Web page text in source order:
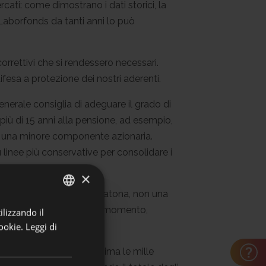
come dimostrano i dati storici, la
da tanti anni lo può
che si rendessero necessari.
a protezione dei nostri aderenti.
consiglia di adeguare il grado di
di 15 anni alla pensione, ad esempio,
minore componente azionaria.
più conservative per consolidare i
è una maratona, non una
migliori. In questo momento,
pentire presto.
superato per la prima le mille
dipendenti del
GERMAN
×
il
Leggi di